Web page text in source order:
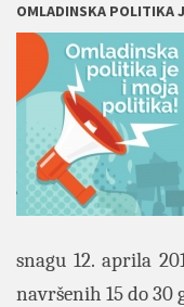
OMLADINSKA POLITIKA
snagu 12. aprila
navršenih 15 do 30